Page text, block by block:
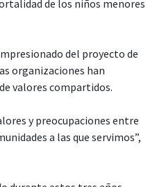
de los niños menores
del proyecto de
organizaciones han
valores compartidos.
y preocupaciones entre
a las que servimos”,